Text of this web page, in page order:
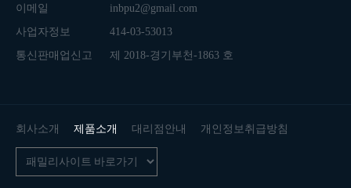
이메일 inbpu2@gmail.com
사업자정보 414-03-53013
통신판매업신고 제 2018-경기부천-1863 호
회사소개 제품소개 대리점안내 개인정보취급방침